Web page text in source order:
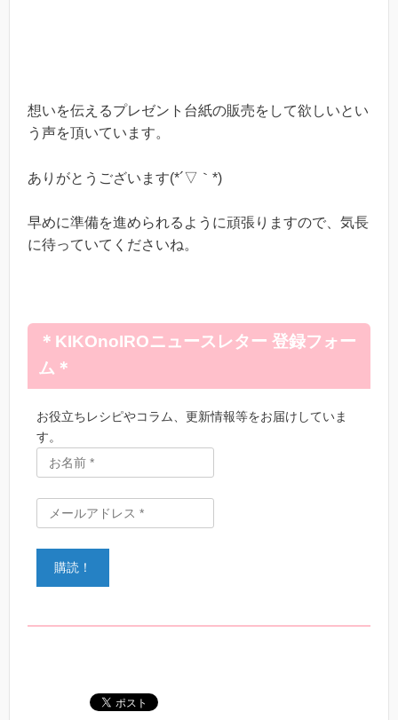
想いを伝えるプレゼント台紙の販売をして欲しいとい
う声を頂いています。
ありがとうございます(*´▽｀*)
早めに準備を進められるように頑張りますので、気長
に待っていてくださいね。
＊KIKOnoIROニュースレター 登録フォー
ム＊
お役立ちレシピやコラム、更新情報等をお届けしていま
す。